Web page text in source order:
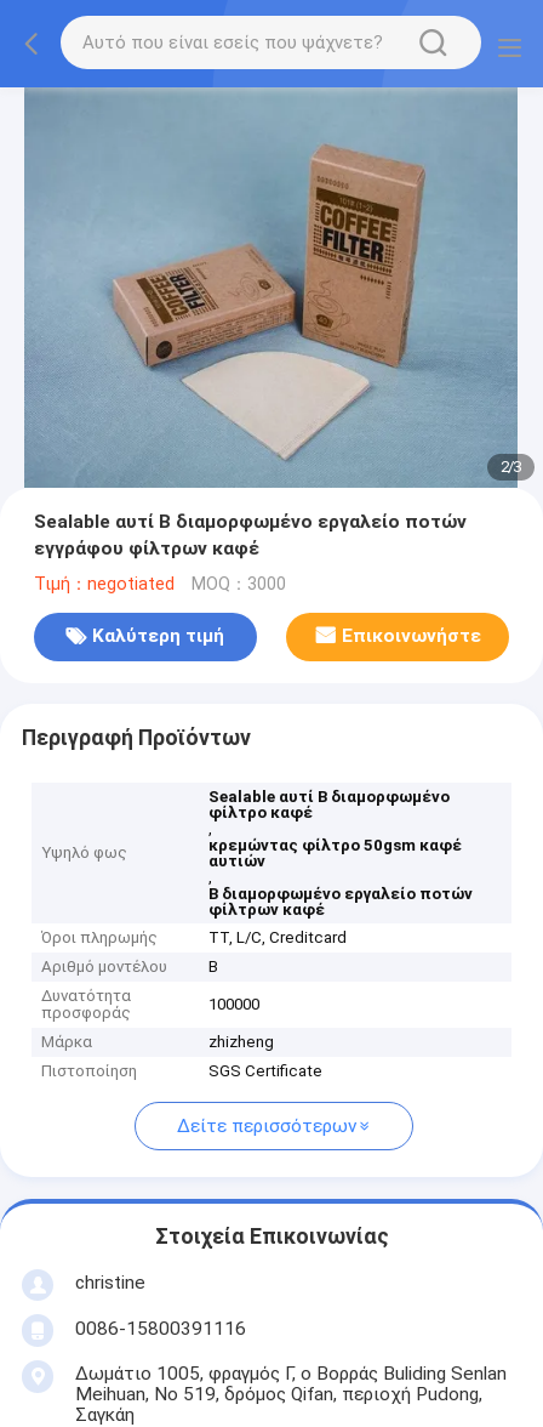
2/3
Sealable αυτί Β διαμορφωμένο εργαλείο ποτών
εγγράφου φίλτρων καφέ
Τιμή：negotiated MOQ：3000
Καλύτερη τιμή Επικοινωνήστε
Περιγραφή Προϊόντων
Υψηλό φως
Sealable αυτί Β διαμορφωμένο
φίλτρο καφέ
,
κρεμώντας φίλτρο 50gsm καφέ
αυτιών
,
Β διαμορφωμένο εργαλείο ποτών
φίλτρων καφέ
Όροι πληρωμής
TT, L/C, Creditcard
Αριθμό μοντέλου
Β
Δυνατότητα
προσφοράς
100000
Μάρκα
zhizheng
Πιστοποίηση
SGS Certificate
Δείτε περισσότερων
Στοιχεία Επικοινωνίας
christine
0086-15800391116
Δωμάτιο 1005, φραγμός Γ, ο Βορράς Buliding Senlan
Meihuan, Νο 519, δρόμος Qifan, περιοχή Pudong,
Σαγκάη